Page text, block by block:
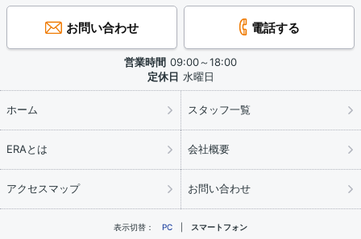
お問い合わせ 電話する
営業時間 09:00～18:00
定休日 水曜日
ホーム スタッフ一覧
ERAとは 会社概要
アクセスマップ お問い合わせ
表示切替： PC スマートフォン